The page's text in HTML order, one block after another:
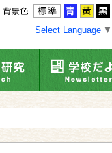
Select Language ▼